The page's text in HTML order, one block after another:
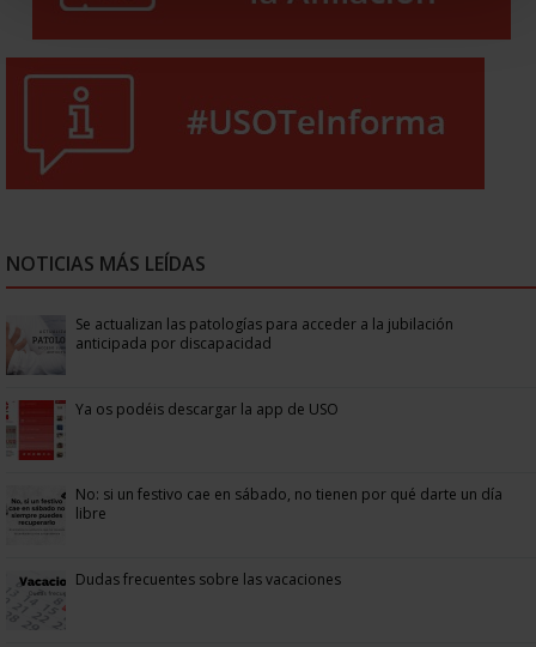
NOTICIAS MÁS LEÍDAS
Se actualizan las patologías para acceder a la jubilación
anticipada por discapacidad
Ya os podéis descargar la app de USO
No: si un festivo cae en sábado, no tienen por qué darte un día
libre
Dudas frecuentes sobre las vacaciones